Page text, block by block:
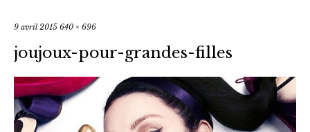
9 avril 2015 640 × 696
joujoux-pour-grandes-filles